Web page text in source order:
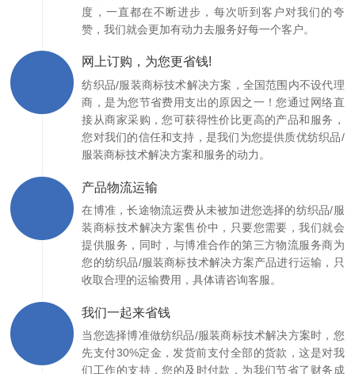
度，一直都在不断进步，每次听到客户对我们的夸
赞，我们就会更加有动力去服务好每一个客户。
网上订购，为您更省钱!
纺织品/服装商标技术解决方案，全国范围内不设代理
商，是为您节省费用支出的原因之一！您通过网络直
接从商家采购，您可获得性价比更高的产品和服务，
您对我们的信任和支持，是我们为您提供质优纺织品/
服装商标技术解决方案和服务的动力。
产品物流运输
在博准，长途物流运费从未被加进您选择的纺织品/服
装商标技术解决方案售价中，只要您需要，我们就会
提供服务，同时，与博准合作的第三方物流服务商为
您的纺织品/服装商标技术解决方案产品进行运输，只
收取合理的运输费用，具体请咨询客服。
我们一起来省钱
当您选择博准做纺织品/服装商标技术解决方案时，您
先支付30%定金，发货前支付全部的货款，这是对我
们工作的支持，您的及时付款，为我们节省了财务成